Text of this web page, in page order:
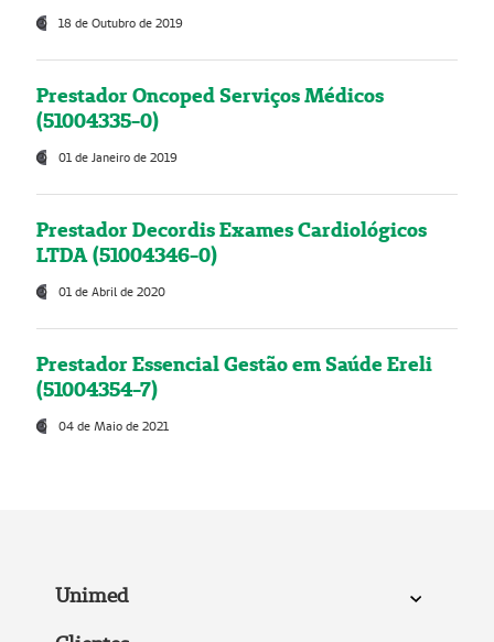
18 de Outubro de 2019
Prestador Oncoped Serviços Médicos
(51004335-0)
01 de Janeiro de 2019
Prestador Decordis Exames Cardiológicos
LTDA (51004346-0)
01 de Abril de 2020
Prestador Essencial Gestão em Saúde Ereli
(51004354-7)
04 de Maio de 2021
Unimed